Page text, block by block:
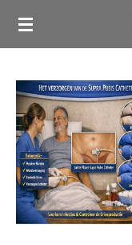
Ga
de
hoofdinhoud